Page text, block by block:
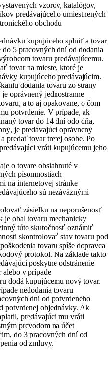
vzorov, katalógov,
predávajúceho umiestnených
obchodu
kupujúceho splniť a tovar
5 pracovných dní od dodania
tovaru predávajúcemu.
tovar na mieste, ktoré je
kupujúceho predávajúcim.
dodania tovaru zo strany
oprávnený jednostranne
a to aj opakovane, o čom
potvrdenie. V prípade, ak
tovar do 14 dní odo dňa,
je predávajúci oprávnený
predať tovar tretej osobe. Po
vráti kupujúcemu jeho
o tovare obsiahnuté v
písomnostiach
na internetovej stránke
sú nezáväznými
zásielku na neporušenosť
je obal tovaru mechanicky
túto skutočnosť oznámiť
skontrolovať stav tovaru pod
tovaru spíše dopravca
protokol. Na základe takto
poskytne odstránenie
alebo v prípade
dodá kupujúcemu nový tovar.
nedodania tovaru
dní od potvrdeného
potvrdenej objednávky. Ak
predávajúci mu vráti
prevodom na účet
do 3 pracovných dní od
od zmluvy.